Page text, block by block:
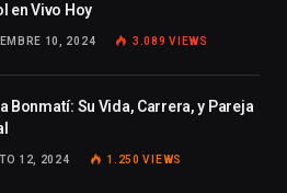
en Vivo Hoy
10, 2024 3.089VIEWS
Bonmatí: Su Vida, Carrera, y Pareja
12, 2024 1.250VIEWS